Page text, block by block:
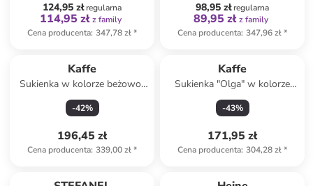
124,95 złregularna
114,95 zł z family
Cena producenta: 347,78 zł*
98,95 złregularna
89,95 zł z family
Cena producenta: 347,96 zł*
Kaffe
Sukienka w kolorze beżowo-
granatowym
-42%
196,45 zł
Cena producenta: 339,00 zł*
Kaffe
Sukienka "Olga" w kolorze
szarym
-43%
171,95 zł
Cena producenta: 304,28 zł*